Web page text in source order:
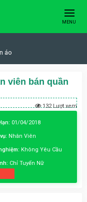
MENU
áo
viên bán quần
132 Lượt xem
01/04/2018
Nhân Viên
Không Yêu Cầu
Chỉ Tuyển Nữ